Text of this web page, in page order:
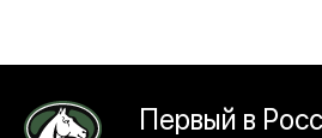
Первый в